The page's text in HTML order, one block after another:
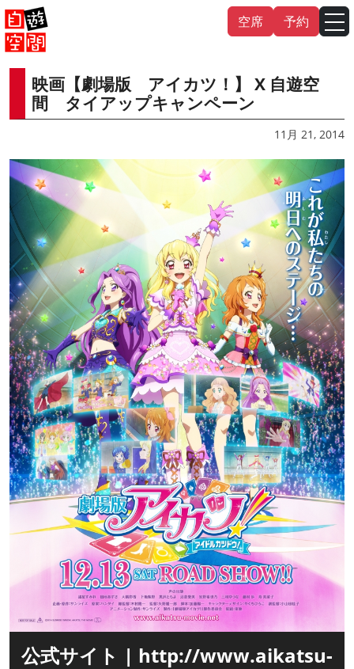
Skip
to
content
空席 予約
映画【劇場版 アイカツ！】 X 自遊空
間 タイアップキャンペーン
11月 21, 2014
公式サイト | http://www.aikatsu-
English 中文（繁體） 中文（简体）
日本語